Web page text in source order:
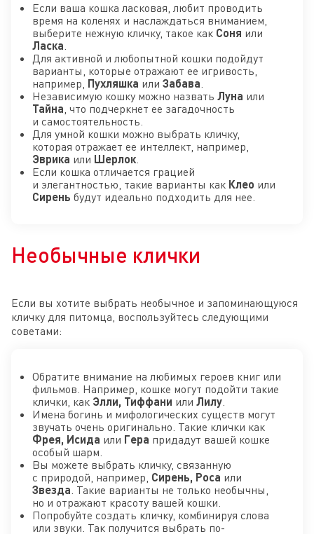
Если ваша кошка ласковая, любит проводить
время на коленях и наслаждаться вниманием,
выберите нежную кличку, такое как Соня или
Ласка.
Для активной и любопытной кошки подойдут
варианты, которые отражают ее игривость,
например, Пухляшка или Забава.
Независимую кошку можно назвать Луна или
Тайна, что подчеркнет ее загадочность
и самостоятельность.
Для умной кошки можно выбрать кличку,
которая отражает ее интеллект, например,
Эврика или Шерлок.
Если кошка отличается грацией
и элегантностью, такие варианты как Клео или
Сирень будут идеально подходить для нее.
Необычные клички
Если вы хотите выбрать необычное и запоминающуюся
кличку для питомца, воспользуйтесь следующими
советами:
Обратите внимание на любимых героев книг или
фильмов. Например, кошке могут подойти такие
клички, как Элли, Тиффани или Лилу
Имена богинь и мифологических существ могут
звучать очень оригинально. Такие клички как
Фрея, Исида или Гера придадут вашей кошке
особый шарм.
Вы можете выбрать кличку, связанную
с природой, например, Сирень, Роса или
Звезда . Такие варианты не только необычны,
но и отражают красоту вашей кошки.
Попробуйте создать кличку, комбинируя слова
или звуки. Так получится выбрать по-